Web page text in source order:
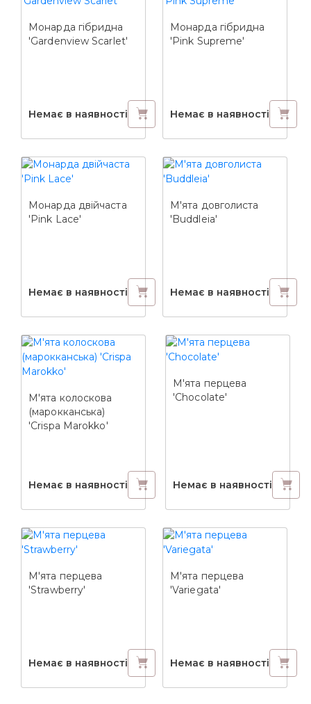
Монарда гібридна
'Gardenview Scarlet'
Немає в наявності
Монарда гібридна
'Pink Supreme'
Немає в наявності
Монарда двійчаста
'Pink Lace'
Немає в наявності
М'ята довголиста
'Buddleia'
Немає в наявності
М'ята колоскова
(марокканська)
'Crispa Marokko'
Немає в наявності
М'ята перцева
'Chocolate'
Немає в наявності
М'ята перцева
'Strawberry'
Немає в наявності
М'ята перцева
'Variegata'
Немає в наявності